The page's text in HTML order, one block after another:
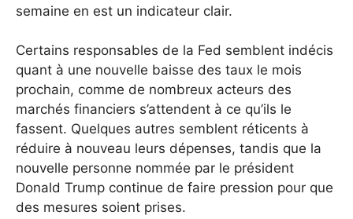
semaine en est un indicateur clair.
Certains responsables de la Fed semblent indécis
quant à une nouvelle baisse des taux le mois
prochain, comme de nombreux acteurs des
marchés financiers s’attendent à ce qu’ils le
fassent. Quelques autres semblent réticents à
réduire à nouveau leurs dépenses, tandis que la
nouvelle personne nommée par le président
Donald Trump continue de faire pression pour que
des mesures soient prises.